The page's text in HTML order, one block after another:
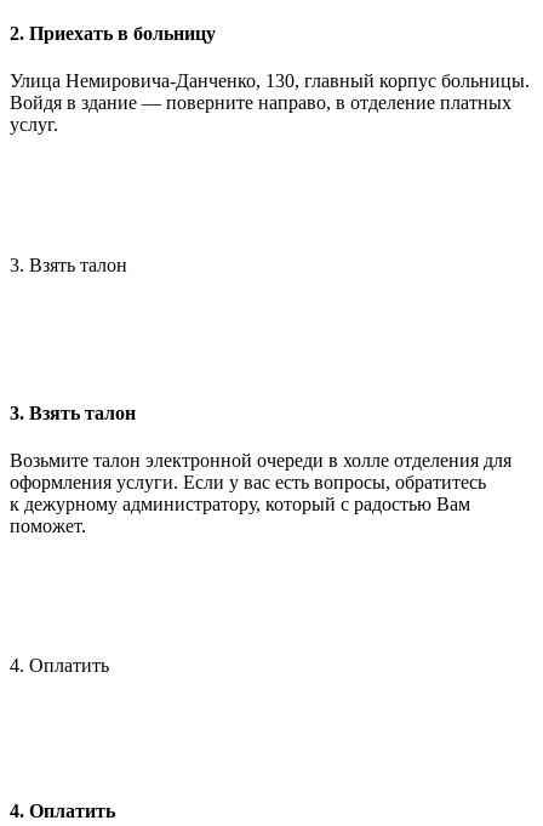
2. Приехать в больницу
Улица Немировича-Данченко, 130, главный корпус больницы.
Войдя в здание — поверните направо, в отделение платных
услуг.
3. Взять талон
3. Взять талон
Возьмите талон электронной очереди в холле отделения для
оформления услуги. Если у вас есть вопросы, обратитесь
к дежурному администратору, который с радостью Вам
поможет.
4. Оплатить
4. Оплатить